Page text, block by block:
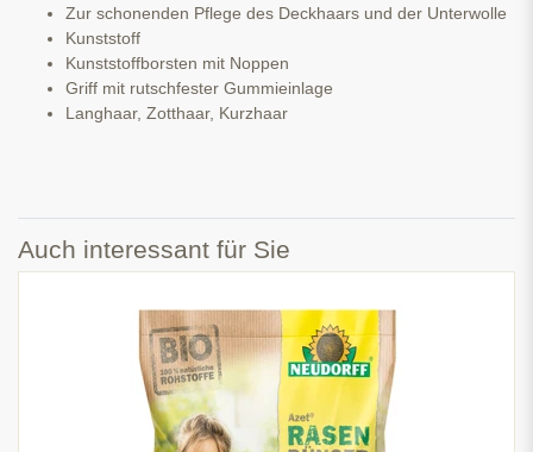
Zur schonenden Pflege des Deckhaars und der Unterwolle
Kunststoff
Kunststoffborsten mit Noppen
Griff mit rutschfester Gummieinlage
Langhaar, Zotthaar, Kurzhaar
Auch interessant für Sie